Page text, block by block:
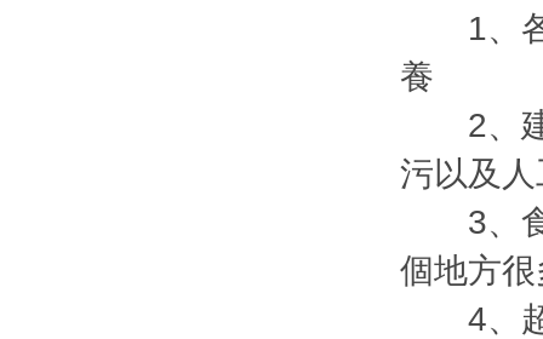
1、各
養
2、建
污以及
3、食
個地方
4、超